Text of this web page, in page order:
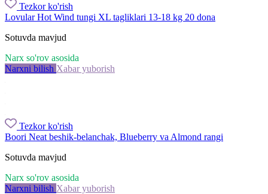
Tezkor ko'rish
Lovular Hot Wind tungi XL tagliklari 13-18 kg 20 dona
Sotuvda mavjud
Narx so'rov asosida
Narxni bilish Xabar yuborish
Tezkor ko'rish
Boori Neat beshik-belanchak, Blueberry va Almond rangi
Sotuvda mavjud
Narx so'rov asosida
Narxni bilish Xabar yuborish